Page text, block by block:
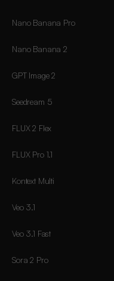
Nano Banana Pro
Nano Banana 2
GPT Image 2
Seedream 5
FLUX 2 Flex
FLUX Pro 1.1
Kontext Multi
Veo 3.1
Veo 3.1 Fast
Sora 2 Pro